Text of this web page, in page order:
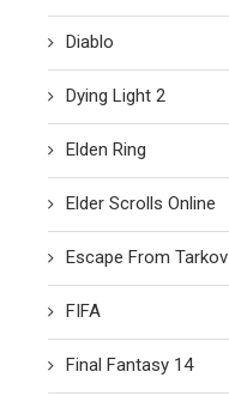
Diablo
Dying Light 2
Elden Ring
Elder Scrolls Online
Escape From Tarkov
FIFA
Final Fantasy 14